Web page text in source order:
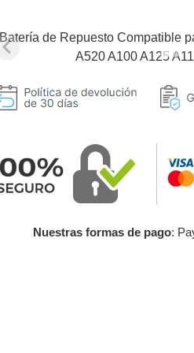
Nuestras formas de pago: